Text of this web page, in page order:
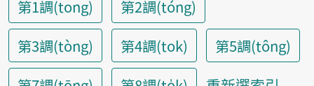
第1調(tong)
第2調(tóng)
第3調(tòng)
第4調(tok)
第5調(tông)